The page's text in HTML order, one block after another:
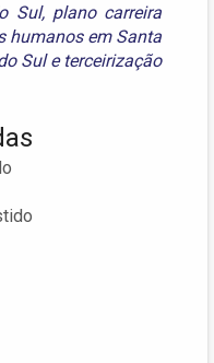
Sul, plano carreira
humanos em Santa
Sule terceirização